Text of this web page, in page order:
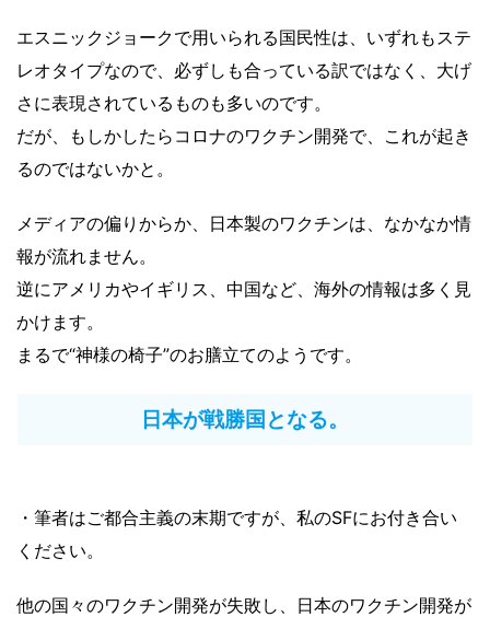
エスニックジョークで用いられる国民性は、いずれもステ
レオタイプなので、必ずしも合っている訳ではなく、大げ
さに表現されているものも多いのです。
だが、もしかしたらコロナのワクチン開発で、これが起き
るのではないかと。
メディアの偏りからか、日本製のワクチンは、なかなか情
報が流れません。
逆にアメリカやイギリス、中国など、海外の情報は多く見
かけます。
まるで“神様の椅子”のお膳立てのようです。
日本が戦勝国となる。
・筆者はご都合主義の末期ですが、私のSFにお付き合い
ください。
他の国々のワクチン開発が失敗し、日本のワクチン開発が